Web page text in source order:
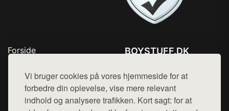
Vi bruger cookies på vores hjemmeside for at
forbedre din oplevelse, vise mere relevant
indhold og analysere trafikken. Kort sagt: for at
Forside
Top Rabatter
Kontakt
BOYSTUFF.DK
Mail: hej@want.dk
Cookie- og privatlivspolitik